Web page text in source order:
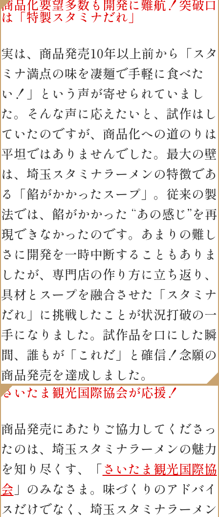
商品化要望多数も開発に難航！突破口
は「特製スタミナだれ」
実は、商品発売10年以上前から「スタ
ミナ満点の味を凄麺で手軽に食べた
い！」という声が寄せられていまし
た。そんな声に応えたいと、試作はし
ていたのですが、商品化への道のりは
平坦ではありませんでした。最大の壁
は、埼玉スタミナラーメンの特徴であ
る「餡がかかったスープ」。従来の製
法では、餡がかかった “あの感じ”を再
現できなかったのです。あまりの難し
さに開発を一時中断することもありま
したが、専門店の作り方に立ち返り、
具材とスープを融合させた「スタミナ
だれ」に挑戦したことが状況打破の一
手になりました。試作品を口にした瞬
間、誰もが「これだ」と確信！念願の
商品発売を達成しました。
さいたま観光国際協会が応援！
商品発売にあたりご協力してくださっ
たのは、埼玉スタミナラーメンの魅力
を知り尽くす、「さいたま観光国際協
会 」のみなさま。味づくりのアドバイ
スだけでなく、埼玉スタミナラーメン